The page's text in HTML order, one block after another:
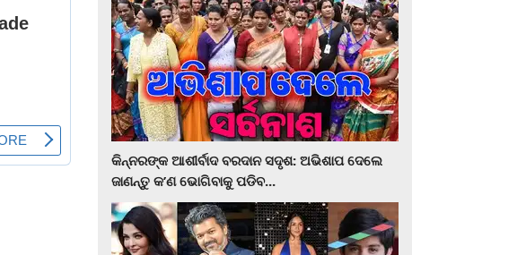
କିନ୍ନରଙ୍କ ଆଶୀର୍ବାଦ ବରଦାନ ସଦୃଶ: ଅଭିଶାପ ଦେଲେ
ଜାଣନ୍ତୁ କ’ଣ ଭୋଗିବାକୁ ପଡିବ...